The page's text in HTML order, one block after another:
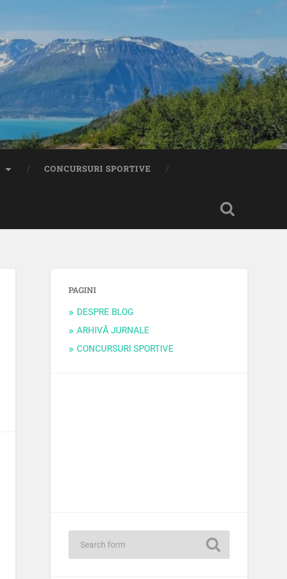
CONCURSURI SPORTIVE
PAGINI
DESPRE BLOG
ARHIVĂ JURNALE
CONCURSURI SPORTIVE